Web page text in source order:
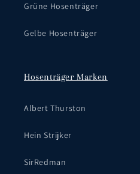
Grüne Hosenträger
Gelbe Hosenträger
Hosenträger Marken
Albert Thurston
Hein Strijker
SirRedman